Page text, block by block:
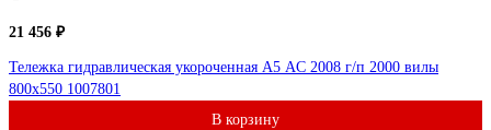
21 456 ₽
Тележка гидравлическая укороченная А5 AC 2008 г/п 2000 вилы
800x550 1007801
В корзину